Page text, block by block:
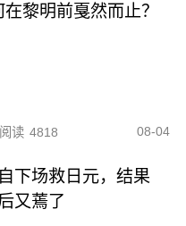
黎明前戛然而止？
阅读 4818 08-04
下场救日元，结果
又蔫了